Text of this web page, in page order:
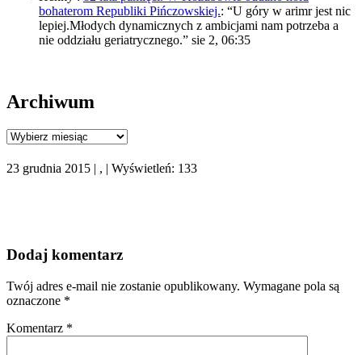
bohaterom Republiki Pińczowskiej.: “U góry w arimr jest nic
lepiej.Młodych dynamicznych z ambicjami nam potrzeba a
nie oddziału geriatrycznego.” sie 2, 06:35
Archiwum
Archiwum
23 grudnia 2015 | , | Wyświetleń: 133
Dodaj komentarz
Twój adres e-mail nie zostanie opublikowany. Wymagane pola są
oznaczone *
Komentarz *